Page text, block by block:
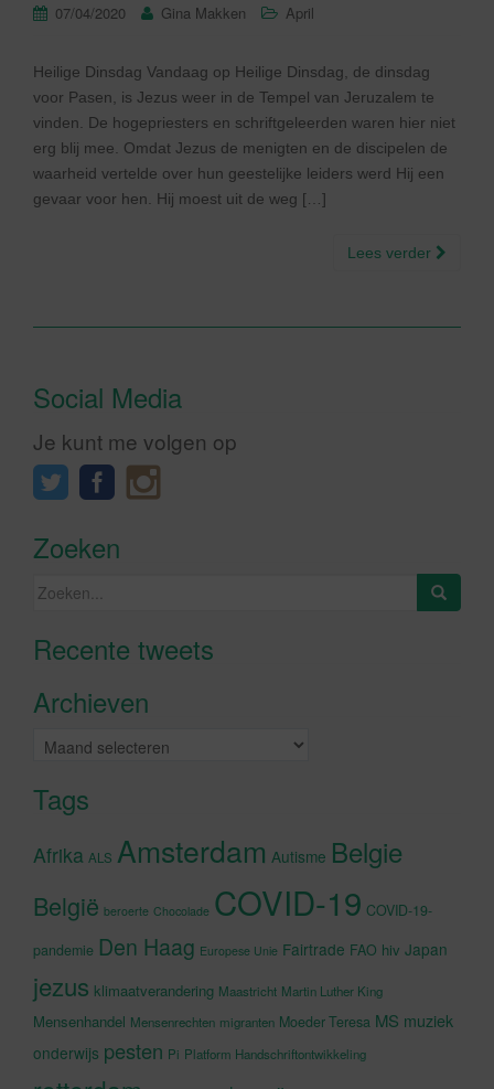
07/04/2020 Gina Makken April
Heilige Dinsdag Vandaag op Heilige Dinsdag, de dinsdag
voor Pasen, is Jezus weer in de Tempel van Jeruzalem te
vinden. De hogepriesters en schriftgeleerden waren hier niet
erg blij mee. Omdat Jezus de menigten en de discipelen de
waarheid vertelde over hun geestelijke leiders werd Hij een
gevaar voor hen. Hij moest uit de weg […]
Lees verder
Social Media
Je kunt me volgen op
Zoeken
Zoeken
Recente tweetsKlik om marketing cookies te
Archieven
Archieven
Tags
Afrika ALS Amsterdam Autisme Belgie
België beroerte Chocolade COVID-19 COVID-19-
pandemie Den Haag Europese Unie Fairtrade FAO hiv Japan
jezus klimaatverandering Maastricht Martin Luther King
Mensenhandel Mensenrechten migranten Moeder Teresa MS muziek
onderwijs pesten Pi Platform Handschriftontwikkeling